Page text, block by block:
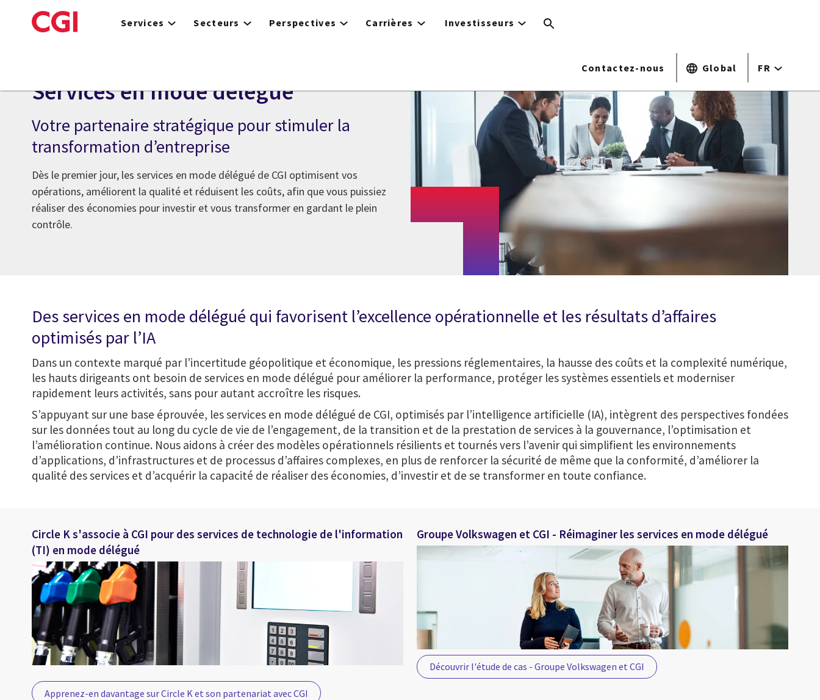
to
Services Secteurs Perspectives Carrières Investisseurs
Contactez-nous Global FR
Services en mode délégué
Votre partenaire stratégique pour stimuler la
transformation d’entreprise
Dès le premier jour, les services en mode délégué de CGI optimisent vos
opérations, améliorent la qualité et réduisent les coûts, afin que vous puissiez
réaliser des économies pour investir et vous transformer en gardant le plein
contrôle.
Des services en mode délégué qui favorisent l’excellence opérationnelle et les résultats d’affaires
optimisés par l’IA
Dans un contexte marqué par l’incertitude géopolitique et économique, les pressions réglementaires, la hausse des coûts et la complexité numérique,
les hauts dirigeants ont besoin de services en mode délégué pour améliorer la performance, protéger les systèmes essentiels et moderniser
rapidement leurs activités, sans pour autant accroître les risques.
S’appuyant sur une base éprouvée, les services en mode délégué de CGI, optimisés par l’intelligence artificielle (IA), intègrent des perspectives fondées
sur les données tout au long du cycle de vie de l’engagement, de la transition et de la prestation de services à la gouvernance, l’optimisation et
l’amélioration continue. Nous aidons à créer des modèles opérationnels résilients et tournés vers l’avenir qui simplifient les environnements
d’applications, d’infrastructures et de processus d’affaires complexes, en plus de renforcer la sécurité de même que la conformité, d’améliorer la
qualité des services et d’acquérir la capacité de réaliser des économies, d’investir et de se transformer en toute confiance.
Circle K s'associe à CGI pour des services de technologie de l'information
(TI) en mode délégué
Apprenez-en davantage sur Circle K et son partenariat avec CGI
Groupe Volkswagen et CGI - Réimaginer les services en mode délégué
Découvrir l'étude de cas - Groupe Volkswagen et CGI